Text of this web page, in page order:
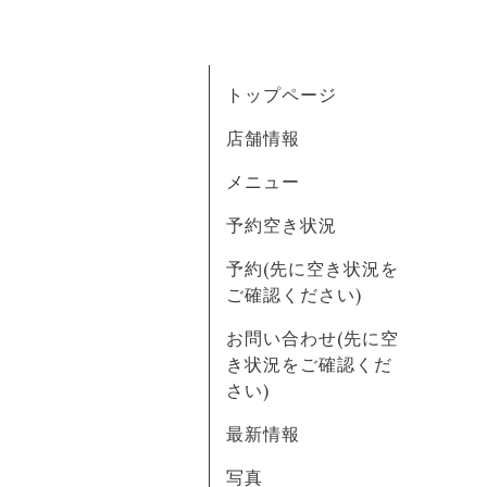
トップページ
店舗情報
メニュー
予約空き状況
予約(先に空き状況を
ご確認ください)
お問い合わせ(先に空
き状況をご確認くだ
さい)
最新情報
写真